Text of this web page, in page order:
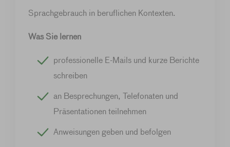
Sprachgebrauch in beruflichen Kontexten.
Was Sie lernen
professionelle E-Mails und kurze Berichte
schreiben
an Besprechungen, Telefonaten und
Präsentationen teilnehmen
Anweisungen geben und befolgen